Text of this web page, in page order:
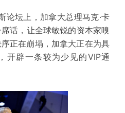
论坛上，加拿大总理马克·卡
话，让全球敏锐的资本家嗅
正在崩塌，加拿大正在为具
开辟一条较为少见的VIP通